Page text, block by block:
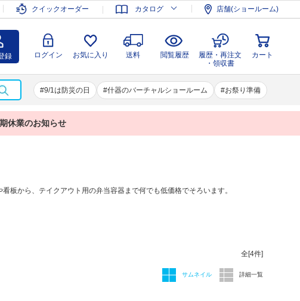
クイックオーダー カタログ 店舗(ショールーム)
録 ログイン お気に入り 送料 閲覧履歴
履歴・再注文
・領収書
カート
9/1は防災の日 什器のバーチャルショールーム お祭り準備
会員登録 ログイン お気に入り 送料 閲覧履歴
履歴・再注文
・領収書
カート
休業のお知らせ
板から、テイクアウト用の弁当容器まで何でも低価格でそろいます。
全[4件]
サムネイル 詳細一覧